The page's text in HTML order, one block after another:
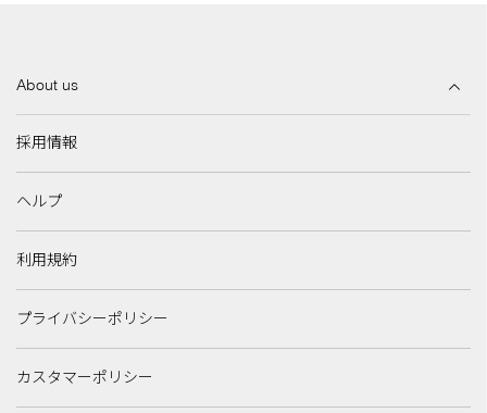
About us
採用情報
ヘルプ
利用規約
プライバシーポリシー
カスタマーポリシー